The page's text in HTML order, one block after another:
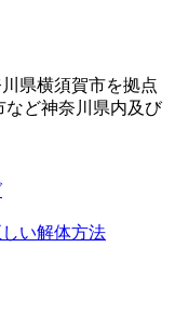
県横須賀市を拠点
など神奈川県内及び
い解体方法